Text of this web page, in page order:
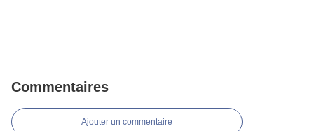
Commentaires
Ajouter un commentaire